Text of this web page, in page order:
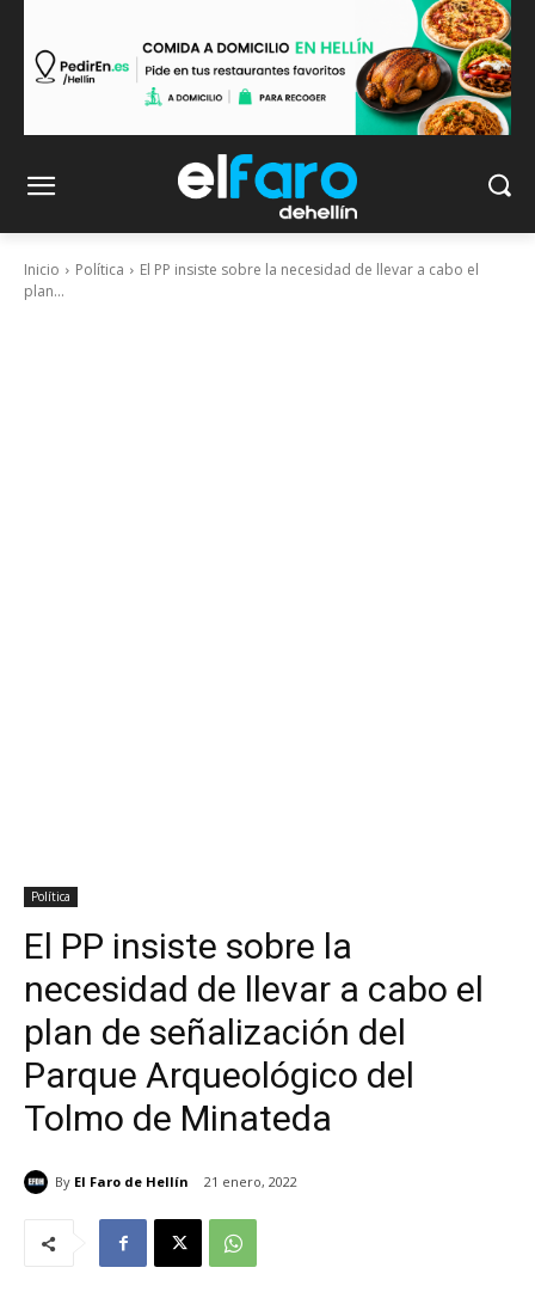
Inicio Política
El PP insiste sobre la necesidad de llevar a cabo el
plan...
Política
El PP insiste sobre la
necesidad de llevar a cabo el
plan de señalización del
Parque Arqueológico del
Tolmo de Minateda
By El Faro de Hellín 21 enero, 2022